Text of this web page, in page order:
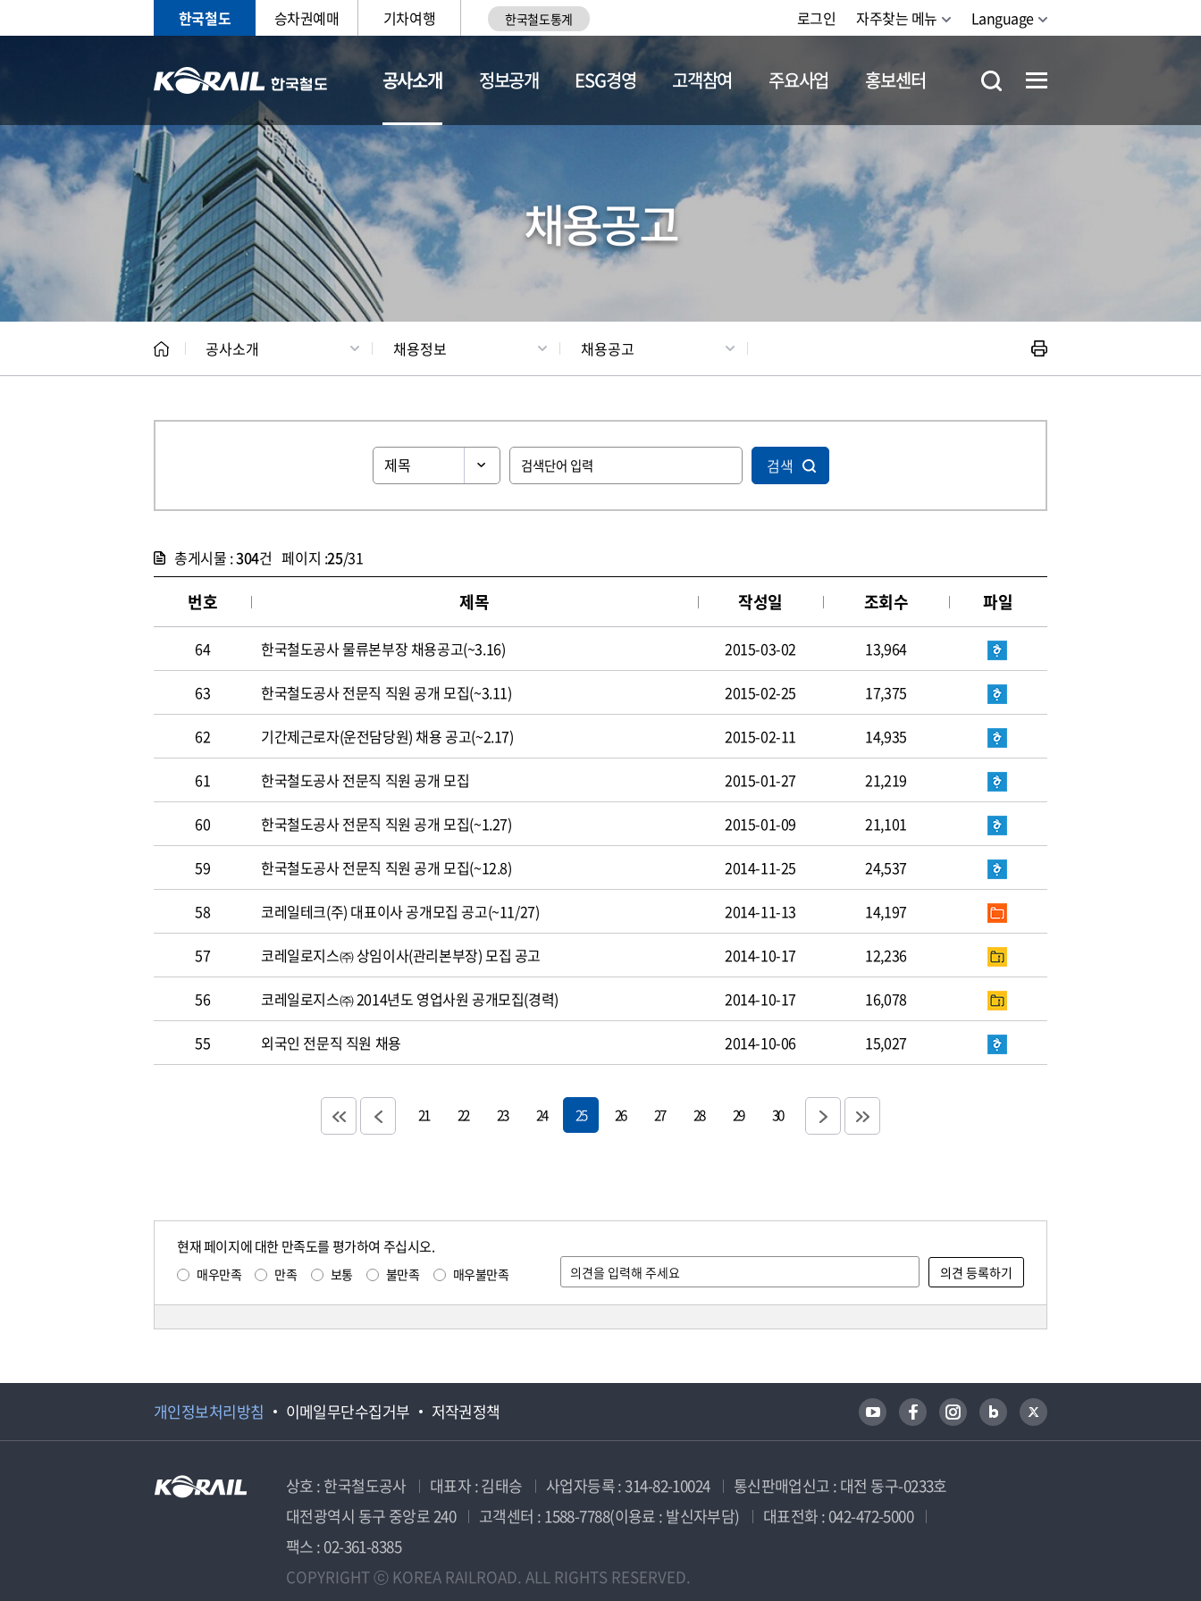
한국철도 승차권예매 기차여행 한국철도통계 로그인 자주찾는 메뉴 Language
공사소개
CEO 일반현황 채용정보
정보공개 ESG경영 고객참여 주요사업 홍보센터
채용공고
공사소개 채용정보 채용공고
검색
총게시물 :304건 페이지 :25/31
번호 제목 작성일 조회수 파일
64 한국철도공사 물류본부장 채용공고(~3.16) 2015-03-02 13,964
63 한국철도공사 전문직 직원 공개 모집(~3.11) 2015-02-25 17,375
62 기간제근로자(운전담당원) 채용 공고(~2.17) 2015-02-11 14,935
61 한국철도공사 전문직 직원 공개 모집 2015-01-27 21,219
60 한국철도공사 전문직 직원 공개 모집(~1.27) 2015-01-09 21,101
59 한국철도공사 전문직 직원 공개 모집(~12.8) 2014-11-25 24,537
58 코레일테크(주) 대표이사 공개모집 공고(~11/27) 2014-11-13 14,197
57 코레일로지스㈜ 상임이사(관리본부장) 모집 공고 2014-10-17 12,236
56 코레일로지스㈜ 2014년도 영업사원 공개모집(경력) 2014-10-17 16,078
55 외국인 전문직 직원 채용 2014-10-06 15,027
21 22 23 24 25 26 27 28 29 30
현재 페이지에 대한 만족도를 평가하여 주십시오.
매우만족 만족 보통 불만족 매우불만족
개인정보처리방침 이메일무단수집거부 저작권정책
상호 : 한국철도공사 대표자 : 김태승 사업자등록 : 314-82-10024
통신판매업신고 : 대전 동구-0233호
대전광역시 동구 중앙로 240
고객센터 : 1588-7788(이용료 : 발신자부담)
대표전화 : 042-472-5000
팩스 : 02-361-8385
COPYRIGHT ⓒ KOREA RAILROAD. ALL RIGHTS RESERVED.